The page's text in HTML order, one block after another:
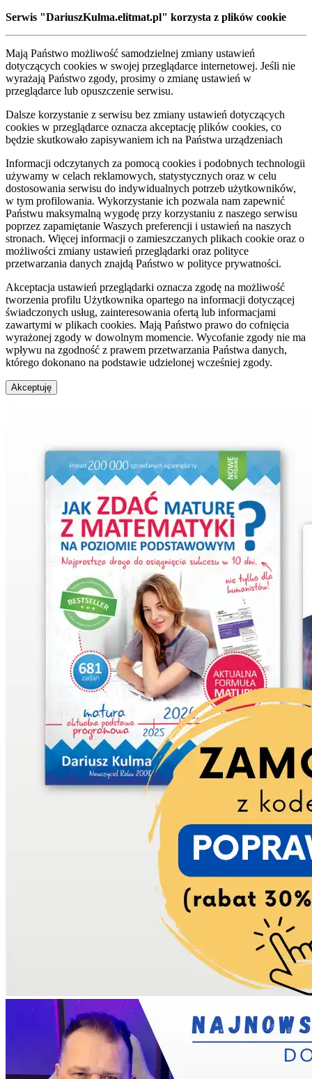
Serwis "DariuszKulma.elitmat.pl" korzysta z plików cookie
Mają Państwo możliwość samodzielnej zmiany ustawień
dotyczących cookies w swojej przeglądarce internetowej. Jeśli nie
wyrażają Państwo zgody, prosimy o zmianę ustawień w
przeglądarce lub opuszczenie serwisu.
Dalsze korzystanie z serwisu bez zmiany ustawień dotyczących
cookies w przeglądarce oznacza akceptację plików cookies, co
będzie skutkowało zapisywaniem ich na Państwa urządzeniach
Informacji odczytanych za pomocą cookies i podobnych technologii
używamy w celach reklamowych, statystycznych oraz w celu
dostosowania serwisu do indywidualnych potrzeb użytkowników,
w tym profilowania. Wykorzystanie ich pozwala nam zapewnić
Państwu maksymalną wygodę przy korzystaniu z naszego serwisu
poprzez zapamiętanie Waszych preferencji i ustawień na naszych
stronach. Więcej informacji o zamieszczanych plikach cookie oraz o
możliwości zmiany ustawień przeglądarki oraz polityce
przetwarzania danych znajdą Państwo w polityce prywatności.
Akceptacja ustawień przeglądarki oznacza zgodę na możliwość
tworzenia profilu Użytkownika opartego na informacji dotyczącej
świadczonych usług, zainteresowania ofertą lub informacjami
zawartymi w plikach cookies. Mają Państwo prawo do cofnięcia
wyrażonej zgody w dowolnym momencie. Wycofanie zgody nie ma
wpływu na zgodność z prawem przetwarzania Państwa danych,
którego dokonano na podstawie udzielonej wcześniej zgody.
Akceptuję